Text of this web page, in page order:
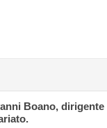
Boano,